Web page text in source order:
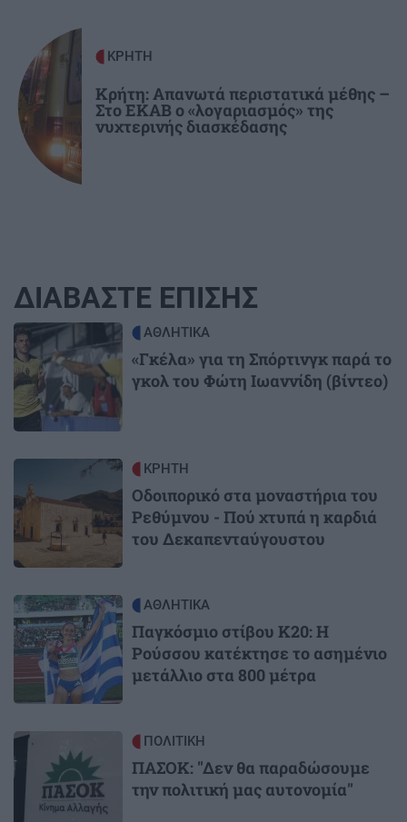
ΚΡΗΤΗ
Κρήτη: Απανωτά περιστατικά μέθης –
Στο ΕΚΑΒ ο «λογαριασμός» της
νυχτερινής διασκέδασης
ΔΙΑΒΑΣΤΕ ΕΠΙΣΗΣ
Image ΑΘΛΗΤΙΚΑ
«Γκέλα» για τη Σπόρτινγκ παρά το
γκολ του Φώτη Ιωαννίδη (βίντεο)
ΚΡΗΤΗ
Οδοιπορικό στα μοναστήρια του
Ρεθύμνου - Πού χτυπά η καρδιά
του Δεκαπενταύγουστου
Image ΑΘΛΗΤΙΚΑ
Παγκόσμιο στίβου Κ20: Η
Ρούσσου κατέκτησε το ασημένιο
μετάλλιο στα 800 μέτρα
Image ΠΟΛΙΤΙΚΗ
ΠΑΣΟΚ: "Δεν θα παραδώσουμε
την πολιτική μας αυτονομία"